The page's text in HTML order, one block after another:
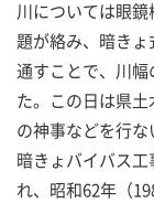
川については眼
題が絡み、暗き
通すことで、川
た。この日は県
の神事などを行
暗きょバイバス
れ、昭和62年（